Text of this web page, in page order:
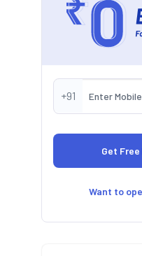
+91
Want to